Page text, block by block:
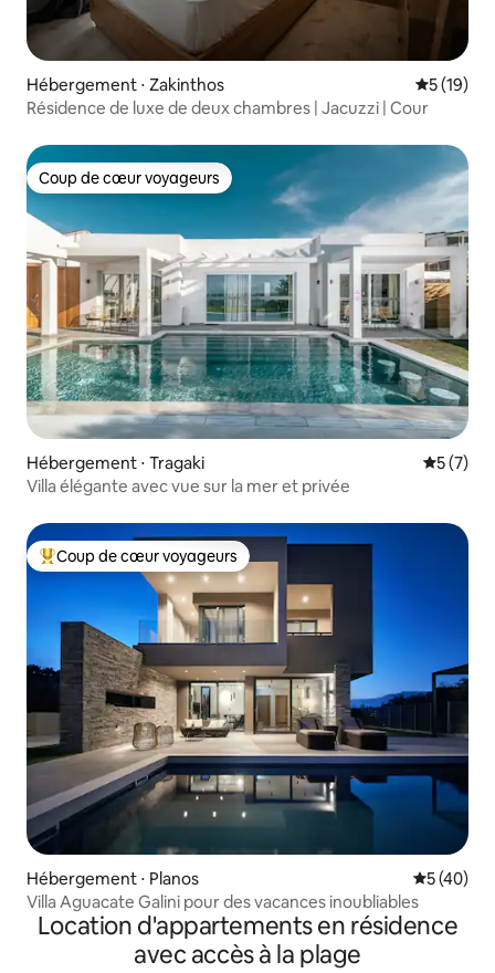
Hébergement ⋅ Zakinthos
5 (19)
Résidence de luxe de deux chambres | Jacuzzi | Cour
Coup de cœur voyageurs
Coup de cœur voyageurs
Hébergement ⋅ Tragaki
5 (7)
Villa élégante avec vue sur la mer et privée
Coups de cœur voyageurs les plus appréciés
Coup de cœur voyageurs
Hébergement ⋅ Planos
5 (40)
Villa Aguacate Galini pour des vacances inoubliables
Location d'appartements en résidence
avec accès à la plage